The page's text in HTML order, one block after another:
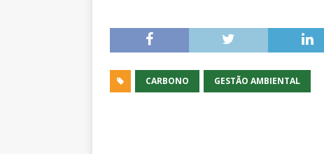
CARBONO GESTÃO AMBIENTAL